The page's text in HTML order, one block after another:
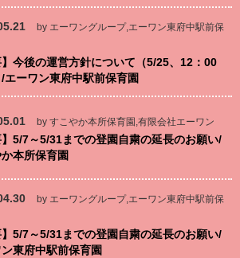
by エーワングループ,エーワン東府中駅前保
】今後の運営方針について（5/25、12：00
エーワン東府中駅前保育園
by すこやか本所保育園,有限会社エーワン
】5/7～5/31までの登園自粛の延長のお願い/
本所保育園
by エーワングループ,エーワン東府中駅前保
】5/7～5/31までの登園自粛の延長のお願い/
東府中駅前保育園